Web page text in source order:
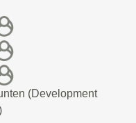
(Development